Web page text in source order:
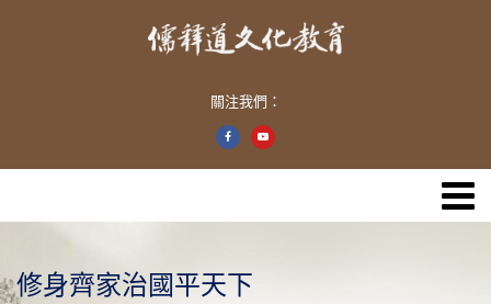
關注我們：
修身齊家治國平天下